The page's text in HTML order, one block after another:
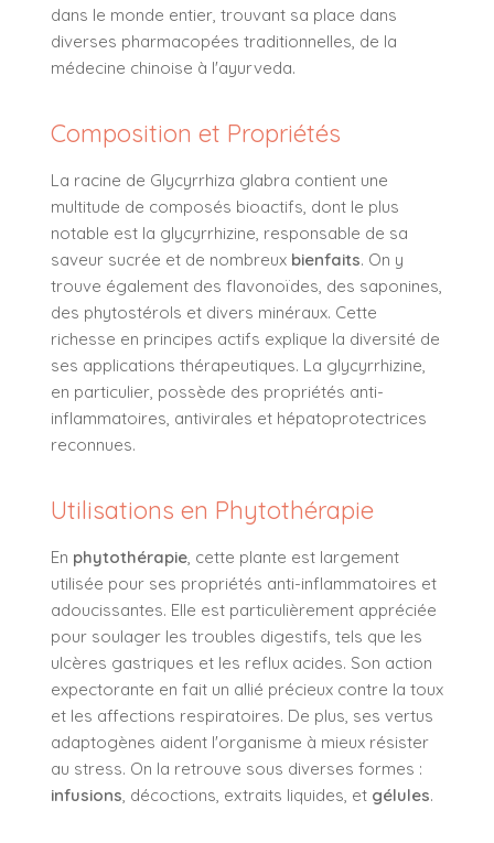
dans le monde entier, trouvant sa place dans
diverses pharmacopées traditionnelles, de la
médecine chinoise à l'ayurveda.
Composition et Propriétés
La racine de Glycyrrhiza glabra contient une
multitude de composés bioactifs, dont le plus
notable est la glycyrrhizine, responsable de sa
saveur sucrée et de nombreux bienfaits. On y
trouve également des flavonoïdes, des saponines,
des phytostérols et divers minéraux. Cette
richesse en principes actifs explique la diversité de
ses applications thérapeutiques. La glycyrrhizine,
en particulier, possède des propriétés anti-
inflammatoires, antivirales et hépatoprotectrices
reconnues.
Utilisations en Phytothérapie
En phytothérapie, cette plante est largement
utilisée pour ses propriétés anti-inflammatoires et
adoucissantes. Elle est particulièrement appréciée
pour soulager les troubles digestifs, tels que les
ulcères gastriques et les reflux acides. Son action
expectorante en fait un allié précieux contre la toux
et les affections respiratoires. De plus, ses vertus
adaptogènes aident l'organisme à mieux résister
au stress. On la retrouve sous diverses formes :
infusions, décoctions, extraits liquides, et gélules.